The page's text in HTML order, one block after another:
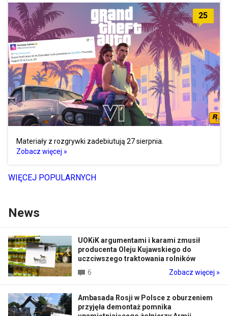
25
Materiały z rozgrywki zadebiutują 27 sierpnia.
Zobacz więcej »
WIĘCEJ POPULARNYCH
News
UOKiK argumentami i karami zmusił
producenta Oleju Kujawskiego do
uczciwszego traktowania rolników
6
Zobacz więcej »
Ambasada Rosji w Polsce z oburzeniem
przyjęła demontaż pomnika